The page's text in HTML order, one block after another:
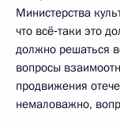
Министерства
что всё‑таки это
должно решаться
вопросы
продвижения
немаловажно,